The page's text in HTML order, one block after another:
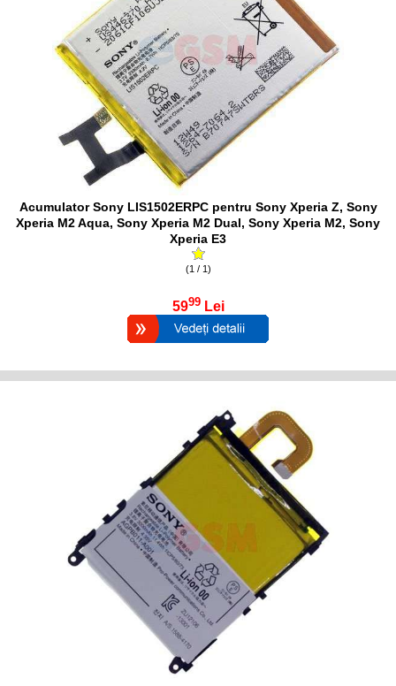
Acumulator Sony LIS1502ERPC pentru Sony Xperia Z, Sony
Xperia M2 Aqua, Sony Xperia M2 Dual, Sony Xperia M2, Sony
Xperia E3
(1 / 1)
5999 Lei